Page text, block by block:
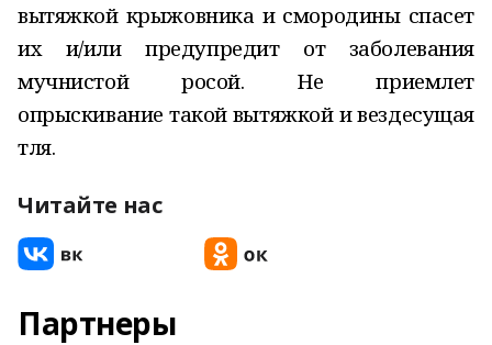
вытяжкой крыжовника и смородины спасет
их и/или предупредит от заболевания
мучнистой росой. Не приемлет
опрыскивание такой вытяжкой и вездесущая
тля.
Читайте нас
Партнеры